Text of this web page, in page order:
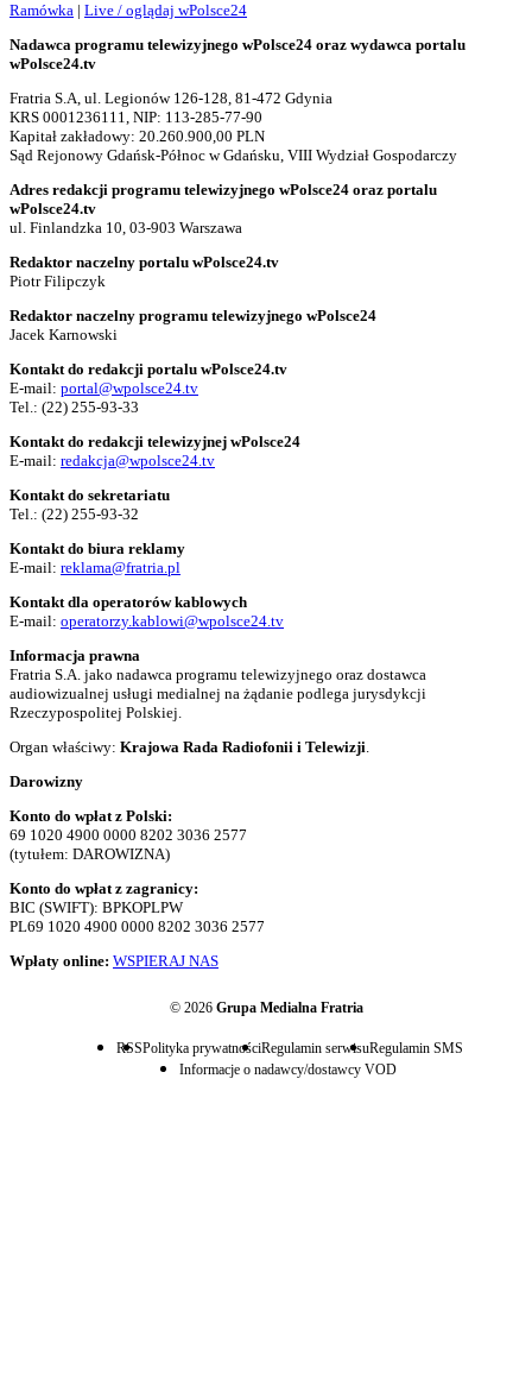
Ramówka | Live / oglądaj wPolsce24
Nadawca programu telewizyjnego wPolsce24 oraz wydawca portalu
wPolsce24.tv
Fratria S.A, ul. Legionów 126-128, 81-472 Gdynia
KRS 0001236111, NIP: 113-285-77-90
Kapitał zakładowy: 20.260.900,00 PLN
Sąd Rejonowy Gdańsk-Północ w Gdańsku, VIII Wydział Gospodarczy
Adres redakcji programu telewizyjnego wPolsce24 oraz portalu
wPolsce24.tv
ul. Finlandzka 10, 03-903 Warszawa
Redaktor naczelny portalu wPolsce24.tv
Piotr Filipczyk
Redaktor naczelny programu telewizyjnego wPolsce24
Jacek Karnowski
Kontakt do redakcji portalu wPolsce24.tv
E-mail: portal@wpolsce24.tv
Tel.: (22) 255-93-33
Kontakt do redakcji telewizyjnej wPolsce24
E-mail: redakcja@wpolsce24.tv
Kontakt do sekretariatu
Tel.: (22) 255-93-32
Kontakt do biura reklamy
E-mail: reklama@fratria.pl
Kontakt dla operatorów kablowych
E-mail: operatorzy.kablowi@wpolsce24.tv
Informacja prawna
Fratria S.A. jako nadawca programu telewizyjnego oraz dostawca
audiowizualnej usługi medialnej na żądanie podlega jurysdykcji
Rzeczypospolitej Polskiej.
Organ właściwy: Krajowa Rada Radiofonii i Telewizji.
Darowizny
Konto do wpłat z Polski:
69 1020 4900 0000 8202 3036 2577
(tytułem: DAROWIZNA)
Konto do wpłat z zagranicy:
BIC (SWIFT): BPKOPLPW
PL69 1020 4900 0000 8202 3036 2577
Wpłaty online: WSPIERAJ NAS
© 2026 Grupa Medialna Fratria
RSSPolityka prywatnościRegulamin serwisuRegulamin SMS
Informacje o nadawcy/dostawcy VOD